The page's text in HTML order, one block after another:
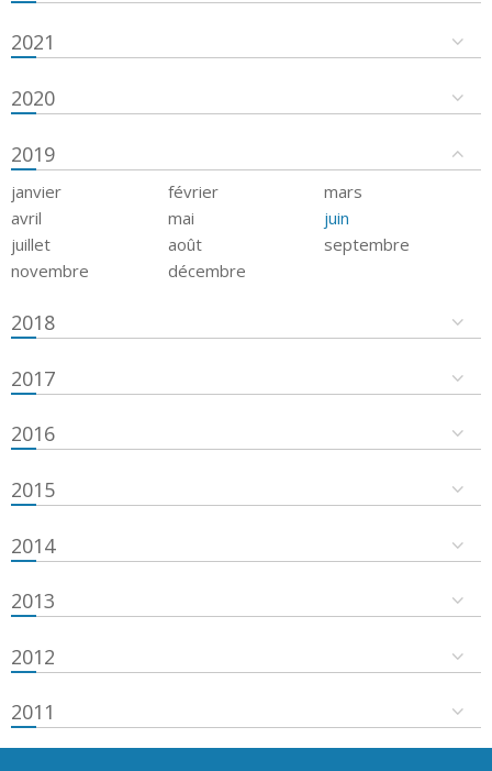
2021
2020
2019
janvier février
mars
avril
mai
juin
juillet
août
septembre
novembre
décembre
2018
2017
2016
2015
2014
2013
2012
2011